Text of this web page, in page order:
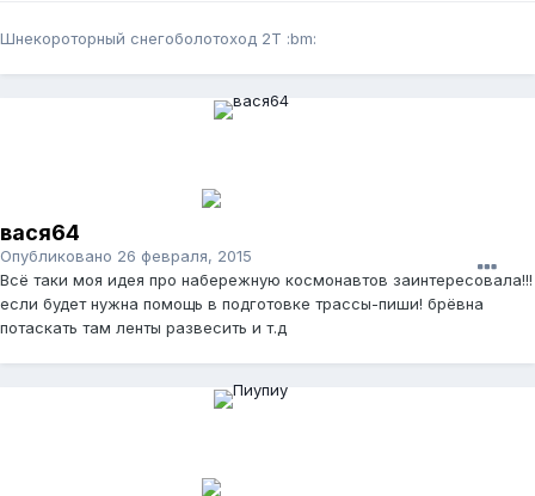
Шнекороторный снегоболотоход 2Т :bm:
вася64
Опубликовано 26 февраля, 2015
Всё таки моя идея про набережную космонавтов заинтересовала!!!
если будет нужна помощь в подготовке трассы-пиши! брёвна
потаскать там ленты развесить и т.д